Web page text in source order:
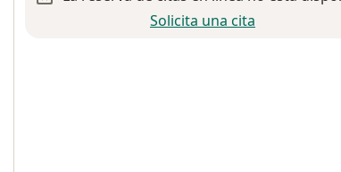
Solicita una cita